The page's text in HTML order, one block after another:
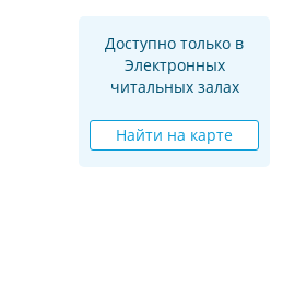
Доступно только в
Электронных
читальных залах
Найти на карте